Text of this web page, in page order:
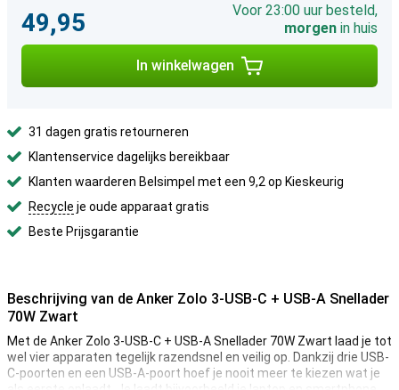
49,95
Voor 23:00 uur besteld,
morgen in huis
In winkelwagen
31 dagen gratis retourneren
Klantenservice dagelijks bereikbaar
Klanten waarderen Belsimpel met een 9,2 op Kieskeurig
Recycle je oude apparaat gratis
Beste Prijsgarantie
Beschrijving van de Anker Zolo 3-USB-C + USB-A Snellader
70W Zwart
Met de Anker Zolo 3-USB-C + USB-A Snellader 70W Zwart laad je tot
wel vier apparaten tegelijk razendsnel en veilig op. Dankzij drie USB-
C-poorten en een USB-A-poort hoef je nooit meer te kiezen wat je